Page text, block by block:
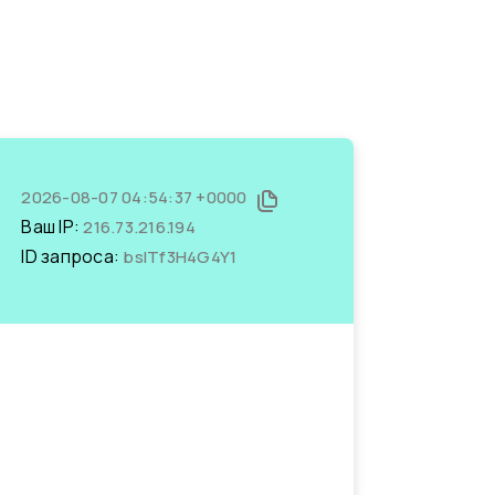
2026-08-07 04:54:37 +0000
Ваш IP:216.73.216.194
ID запроса: bsITf3H4G4Y1